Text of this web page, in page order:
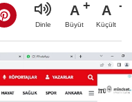
Dinle
A
Büyüt
A
Küçült